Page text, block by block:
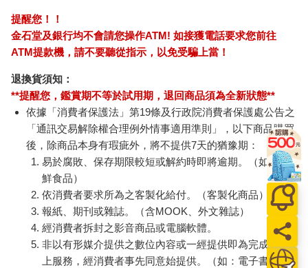
輕輕闔上手中米黃色書頁的日記，遠眺清晨窗外的北京，在地平
線遙遠彼端的盡頭裡，射出一道略帶漸層的金黃色曙光。晨曦的
背後，如此柔和、緩慢，連結著令我嚮往的遠方。將摩托車日記
一個人，曾經明確地指引著這位二十三歲青年內心的熱情，但所
有事件背後絕對都隱藏著一條只屬於它的宿命。如今，執起那支
靜靜躺臥在抽屜裡滿溢鮮紅色墨水的筆。起程，由我來寫下這
段，屬於自己的摩托車日記。邊境探奇
告別高句麗古文明，我順著G201國道離開吉林省去往黑龍江，前
方迎來是俄羅斯邊界廣袤的遠東領地。甫過牡丹江，按捺不住心
底對於中俄邊境的探奇，遂於G201國道去往雞西的岔路口，往東
奔向G301國道盡頭，素有中俄友誼城之稱的「綏芬河」。路途
上，左右兩旁成片鬱綠的林被，覆蓋著蒼茫漫天的黃土，造作於
黃土上端蜿蜒無際的公路，闢出一條通往視野極限的遠方。在北
方，越是往北人煙越發稀少罕見；而越是去往邊境的路，往往僅
剩國際貿易貨車擦身並行。除了偶爾奔於林間的野兔及黃鼬，將
提醒您！！
金石堂及銀行均不會請您操作ATM! 如接獲電話要求您前往
ATM提款機，請不要聽從指示，以免受騙上當！
退換貨須知：
**提醒您，鑑賞期不等於試用期，退回商品須為全新狀態**
依據「消費者保護法」第19條及行政院消費者保護處公告之
「通訊交易解除權合理例外情事適用準則」，以下商品購買
後，除商品本身有瑕疵外，將不提供7天的猶豫期：
易於腐敗、保存期限較短或解約時即將逾期。（如：生
鮮食品）
依消費者要求所為之客製化給付。（客製化商品）
報紙、期刊或雜誌。（含MOOK、外文雜誌）
經消費者拆封之影音商品或電腦軟體。
非以有形媒介提供之數位內容或一經提供即為完成之線
上服務，經消費者事先同意始提供。（如：電子書、電